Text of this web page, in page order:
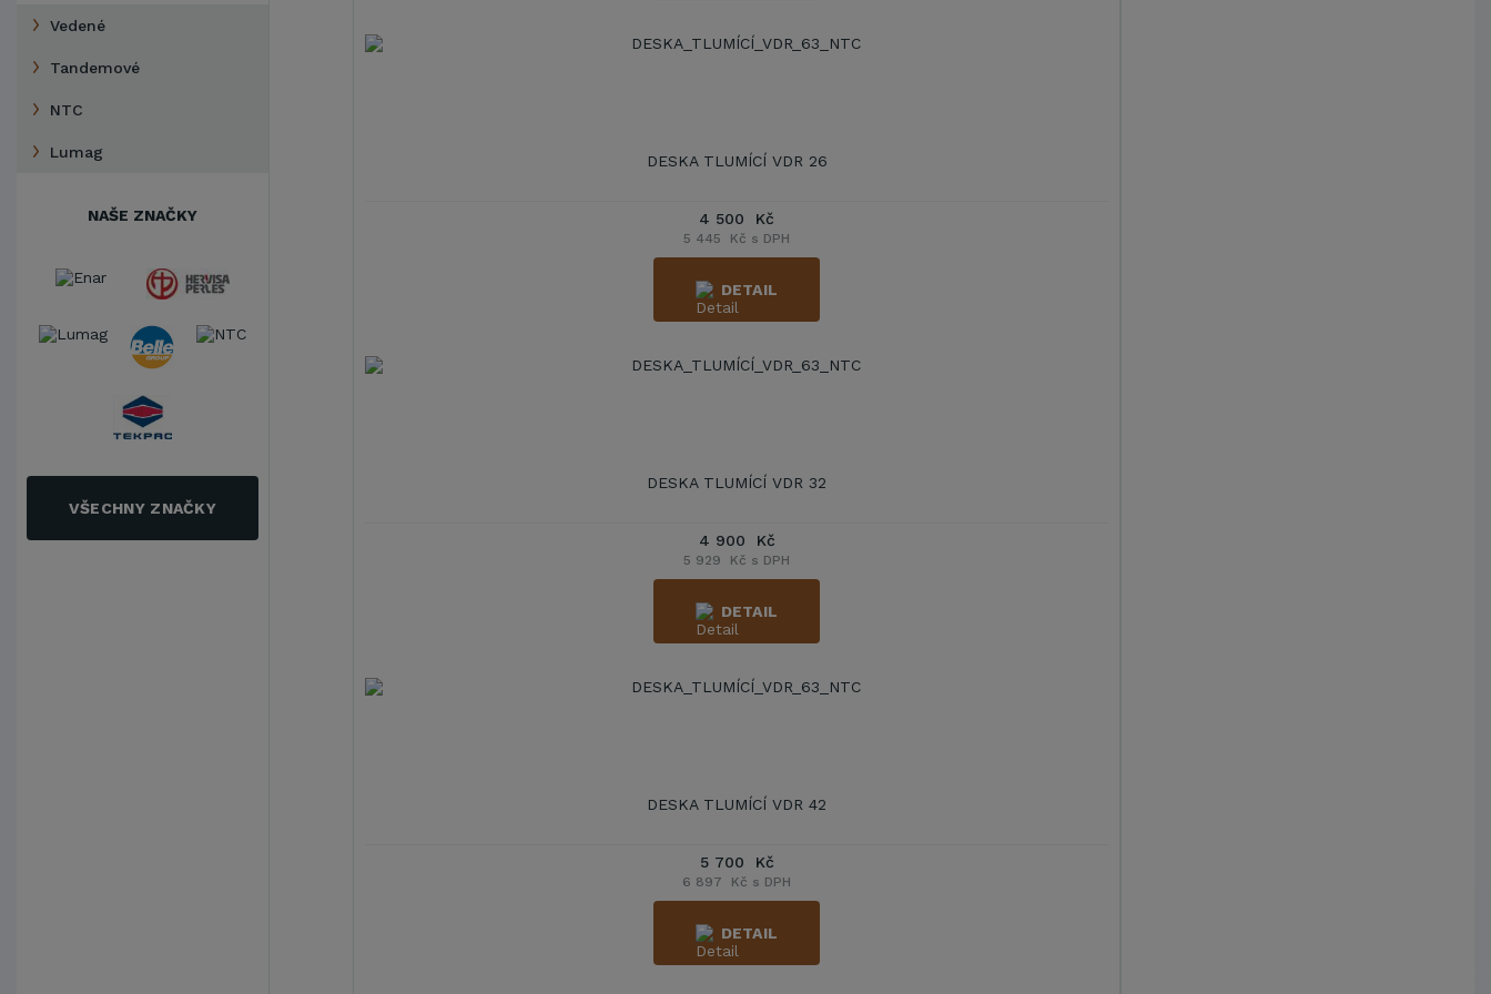
Vedené
Tandemové
NTC
Lumag
NAŠE ZNAČKY
VŠECHNY ZNAČKY
DESKA TLUMÍCÍ VDR 26
4 500 Kč
5 445 Kč s DPH
DETAIL
DESKA TLUMÍCÍ VDR 32
4 900 Kč
5 929 Kč s DPH
DETAIL
DESKA TLUMÍCÍ VDR 42
5 700 Kč
6 897 Kč s DPH
DETAIL